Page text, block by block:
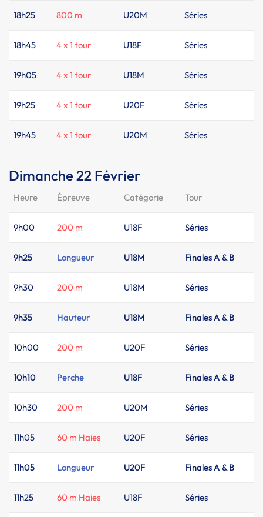
18h25 800 m U20M Séries
18h45 4 x 1 tour U18F Séries
19h05 4 x 1 tour U18M Séries
19h25 4 x 1 tour U20F Séries
19h45 4 x 1 tour U20M Séries
Dimanche 22 Février
Heure Épreuve Catégorie Tour
9h00 200 m U18F Séries
9h25 Longueur U18M Finales A & B
9h30 200 m U18M Séries
9h35 Hauteur U18M Finales A & B
10h00 200 m U20F Séries
10h10 Perche U18F Finales A & B
10h30 200 m U20M Séries
11h05 60 m Haies U20F Séries
11h05 Longueur U20F Finales A & B
11h25 60 m Haies U18F Séries